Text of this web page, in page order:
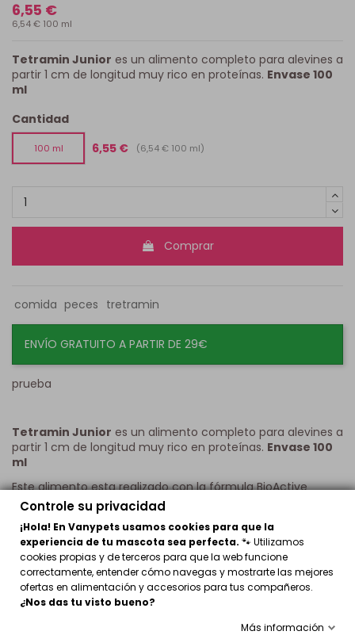
6,55 €
6,54 € 100 ml
Tetramin Junior es un alimento completo para alevines a
partir 1 cm de longitud muy rico en proteínas. Envase 100
ml
Cantidad
100 ml 6,55 € (6,54 € 100 ml)
Comprar
comida peces tretramin
ENVÍO GRATUITO A PARTIR DE 29€
prueba
Tetramin Junior es un alimento completo para alevines a
partir 1 cm de longitud muy rico en proteínas. Envase 100
ml
Este alimento esta realizado con la fórmula BioActive
patentada por tetra. Su tamizado es
muy enriqucido con nutrientes
especiales para alevines.
Aporta un crecimiento uniforme y sano en la fase cr´tica
de la crianza.Evita síntomas carenciales a causa de la
alimentación.
Se puede emplear igualmente
integral para especies de peces pequeños (p. ej.
Controle su privacidad
¡Hola! En Vanypets usamos cookies para que la
experiencia de tu mascota sea perfecta. 🐾 Utilizamos
cookies propias y de terceros para que la web funcione
correctamente, entender cómo navegas y mostrarte las mejores
ofertas en alimentación y accesorios para tus compañeros.
¿Nos das tu visto bueno?
Más información